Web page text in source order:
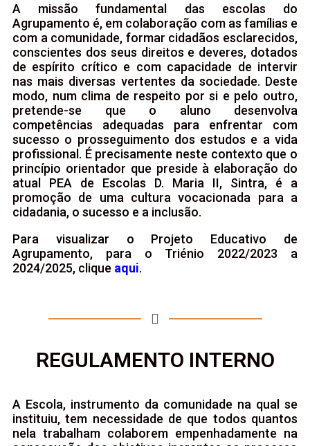
A missão fundamental das escolas do
Agrupamento é, em colaboração com as famílias e
com a comunidade, formar cidadãos esclarecidos,
conscientes dos seus direitos e deveres, dotados
de espírito crítico e com capacidade de intervir
nas mais diversas vertentes da sociedade. Deste
modo, num clima de respeito por si e pelo outro,
pretende-se que o aluno desenvolva
competências adequadas para enfrentar com
sucesso o prosseguimento dos estudos e a vida
profissional. É precisamente neste contexto que o
princípio orientador que preside à elaboração do
atual PEA de Escolas D. Maria II, Sintra, é a
promoção de uma cultura vocacionada para a
cidadania, o sucesso e a inclusão.
Para visualizar o Projeto Educativo de
Agrupamento, para o Triénio 2022/2023 a
2024/2025, clique aqui.
REGULAMENTO INTERNO
A Escola, instrumento da comunidade na qual se
instituiu, tem necessidade de que todos quantos
nela trabalham colaborem empenhadamente na